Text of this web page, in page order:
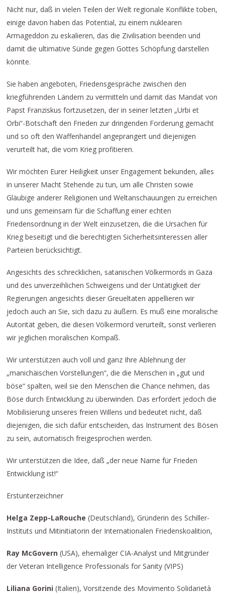
Nicht nur, daß in vielen Teilen der Welt regionale Konflikte toben,
einige davon haben das Potential, zu einem nuklearen
Armageddon zu eskalieren, das die Zivilisation beenden und
damit die ultimative Sünde gegen Gottes Schöpfung darstellen
könnte.
Sie haben angeboten, Friedensgespräche zwischen den
kriegführenden Ländern zu vermitteln und damit das Mandat von
Papst Franziskus fortzusetzen, der in seiner letzten „Urbi et
Orbi“-Botschaft den Frieden zur dringenden Forderung gemacht
und so oft den Waffenhandel angeprangert und diejenigen
verurteilt hat, die vom Krieg profitieren.
Wir möchten Eurer Heiligkeit unser Engagement bekunden, alles
in unserer Macht Stehende zu tun, um alle Christen sowie
Gläubige anderer Religionen und Weltanschauungen zu erreichen
und uns gemeinsam für die Schaffung einer echten
Friedensordnung in der Welt einzusetzen, die die Ursachen für
Krieg beseitigt und die berechtigten Sicherheitsinteressen aller
Parteien berücksichtigt.
Angesichts des schrecklichen, satanischen Völkermords in Gaza
und des unverzeihlichen Schweigens und der Untätigkeit der
Regierungen angesichts dieser Greueltaten appellieren wir
jedoch auch an Sie, sich dazu zu äußern. Es muß eine moralische
Autorität geben, die diesen Völkermord verurteilt, sonst verlieren
wir jeglichen moralischen Kompaß.
Wir unterstützen auch voll und ganz Ihre Ablehnung der
„manichäischen Vorstellungen“, die die Menschen in „gut und
böse“ spalten, weil sie den Menschen die Chance nehmen, das
Böse durch Entwicklung zu überwinden. Das erfordert jedoch die
Mobilisierung unseres freien Willens und bedeutet nicht, daß
diejenigen, die sich dafür entscheiden, das Instrument des Bösen
zu sein, automatisch freigesprochen werden.
Wir unterstützen die Idee, daß „der neue Name für Frieden
Entwicklung ist!“
Erstunterzeichner
Helga Zepp-LaRouche (Deutschland), Gründerin des Schiller-
Instituts und Mitinitiatorin der Internationalen Friedenskoalition,
Ray McGovern (USA), ehemaliger CIA-Analyst und Mitgründer
der Veteran Intelligence Professionals for Sanity (VIPS)
Liliana Gorini (Italien), Vorsitzende des Movimento Solidarietà